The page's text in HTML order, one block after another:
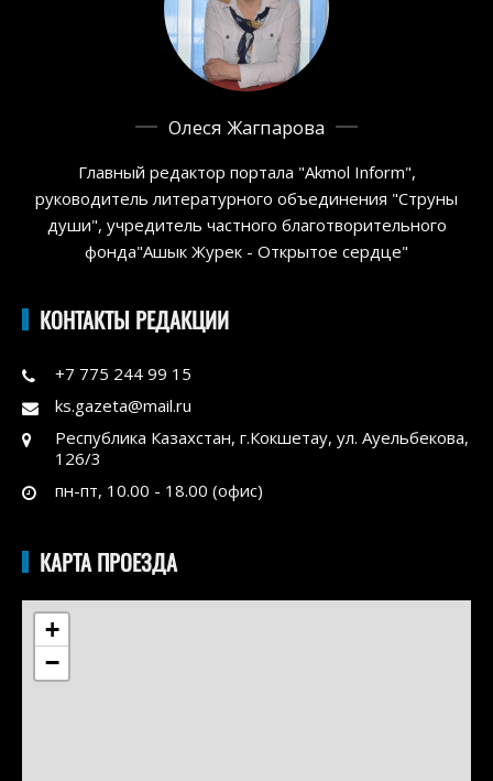
Олеся Жагпарова
Главный редактор портала "Akmol Inform",
руководитель литературного объединения "Струны
души", учредитель частного благотворительного
фонда"Ашык Журек - Открытое сердце"
КОНТАКТЫ РЕДАКЦИИ
+7 775 244 99 15
ks.gazeta@mail.ru
Республика Казахстан, г.Кокшетау, ул. Ауельбекова,
126/3
пн-пт, 10.00 - 18.00 (офис)
КАРТА ПРОЕЗДА
+
−